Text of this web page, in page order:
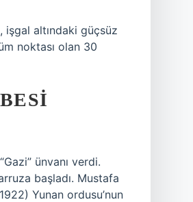
işgal altındaki güçsüz
noktası olan 30
ünvanı verdi.
başladı. Mustafa
Yunan ordusu’nun